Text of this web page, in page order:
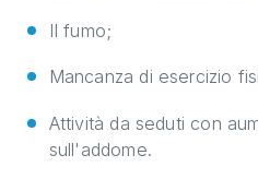
Il fumo;
Mancanza di esercizio
Attività da seduti con
sull'addome.